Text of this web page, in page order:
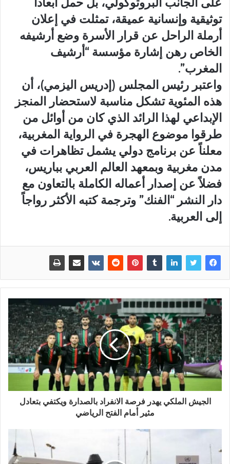
توثيقية وإنسانية عميقة، تمثلت في إعلان
أرملة الراحل عن قرار الأسرة وضع أرشيفه
الخاص رهن إشارة مؤسسة “أرشيف
المغرب”.
واعتبر رئيس المجلس (إدريس اليزمي)، أن
هذه المئوية تشكل مناسبة لاستحضار المنجز
الإبداعي لهذا الرائد الذي كان من أوائل من
طرقوا موضوع الهجرة في الرواية المغربية،
معلناً عن برنامج دولي يشمل تظاهرات في
مدن مغربية وبمعهد العالم العربي بباريس،
فضلاً عن إصدار أعماله الكاملة بالتعاون مع
دار النشر “الفنك” وترجمة كتبه الأكثر رواجاً
إلى العربية.
الجيش الملكي يهدر فرصة الانفراد بالصدارة ويكتفي بتعادل
مثير أمام الفتح الرياضي